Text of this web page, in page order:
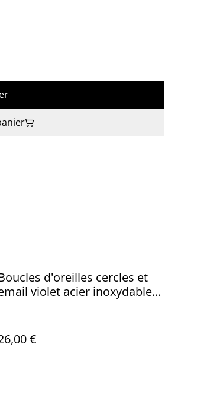
d'oreilles cercles et
violet acier inoxydable
€